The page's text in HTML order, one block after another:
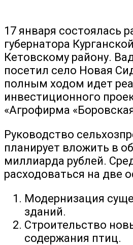
17 января состоялась
губернатора
Кетовскому району.
посетил село Новая
полным ходом идет
инвестиционного
«Агрофирма
Руководство
планирует вложить в
миллиарда рублей.
расходоваться на две
Модернизация
зданий.
Строительство
содержания птиц.